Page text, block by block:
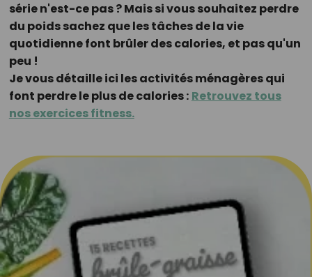
série n'est-ce pas ? Mais si vous souhaitez perdre
du poids sachez que les tâches de la vie
quotidienne font brûler des calories, et pas qu'un
peu !
Je vous détaille ici les activités ménagères qui
font perdre le plus de calories : Retrouvez tous
nos exercices fitness.